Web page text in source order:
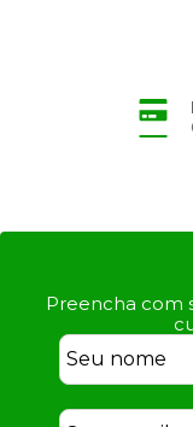
Preencha com